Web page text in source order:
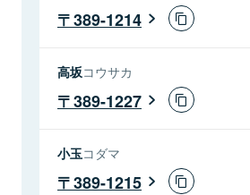
389-1214
高坂コウサカ
389-1227
小玉コダマ
389-1215